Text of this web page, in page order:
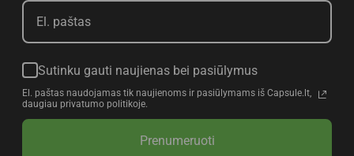
Sutinku gauti naujienas bei pasiūlymus
El. paštas naudojamas tik naujienoms ir pasiūlymams iš Capsule.lt,
daugiau privatumo politikoje.
Prenumeruoti